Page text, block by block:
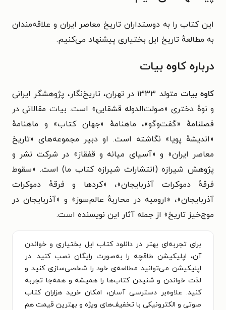
این کتاب را به دوستداران تاریخ معاصر ایران و علاقه‌مندان
به مطالعهٔ تاریخ ایل بختیاری پیشنهاد می‌کنیم.
درباره کاوه بیات
کاوه بیات
متولد ۱۳۳۳ در تهران، تاریخ‌نگار، پژوهشگر ایرانی
و نوهٔ دختری «صولت‌الدوله قشقایی» است. بیات مقالاتی در
فصلنامهٔ «گفت‌وگو»، ماهنامهٔ «جهان کتاب» و ماهنامهٔ
«اندیشهٔ پویا» نگاشته است. او دبیر مجموعه‌های «تاریخ
معاصر ایران» و «آسیای میانه و قفقاز» در شرکت نشر و
پژوهش شیرازه (انتشارات شیرازه کتاب ما) است. «سقوط
فرقهٔ دموکرات آذربایجان»، «کردها و فرقهٔ دموکرات
آذربایجان»، «ارومیه در محاربهٔ عالم‌سوز» و «آذربایجان در
موج‌خیز تاریخ» از جمله آثار این نویسنده است.
برای تجربه‌ای بهتر در دانلود کتاب ایل بختیاری و خواندن
آن، اپلیکیشن طاقچه را به‌صورت رایگان نصب کنید. در
اپلیکیشن می‌توانید مطالعه‌ی خود را شخصی‌سازی کنید و
لذت خواندن و شنیدن کتاب‌ها را همیشه و همه‌جا تجربه
کنید. علاوه‌بر دسترسی آسان، امکان خرید هزاران کتاب
صوتی و الکترونیکی با تخفیف‌های ویژه و بهترین قیمت هم